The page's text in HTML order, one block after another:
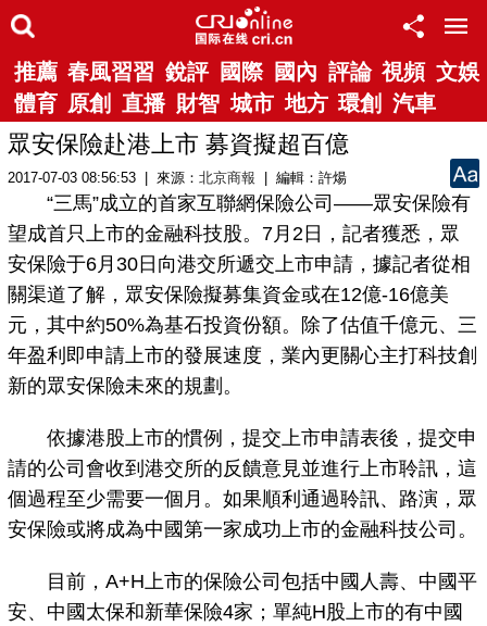
推薦 春風習習 銳評 國際 國內 評論 視頻 文娛
體育 原創 直播 財智 城市 地方 環創 汽車
眾安保險赴港上市 募資擬超百億
2017-07-03 08:56:53 | 來源：北京商報 | 編輯：許煬
“三馬”成立的首家互聯網保險公司——眾安保險有
望成首只上市的金融科技股。7月2日，記者獲悉，眾
安保險于6月30日向港交所遞交上市申請，據記者從相
關渠道了解，眾安保險擬募集資金或在12億-16億美
元，其中約50%為基石投資份額。除了估值千億元、三
年盈利即申請上市的發展速度，業內更關心主打科技創
新的眾安保險未來的規劃。
依據港股上市的慣例，提交上市申請表後，提交申
請的公司會收到港交所的反饋意見並進行上市聆訊，這
個過程至少需要一個月。如果順利通過聆訊、路演，眾
安保險或將成為中國第一家成功上市的金融科技公司。
目前，A+H上市的保險公司包括中國人壽、中國平
安、中國太保和新華保險4家；單純H股上市的有中國